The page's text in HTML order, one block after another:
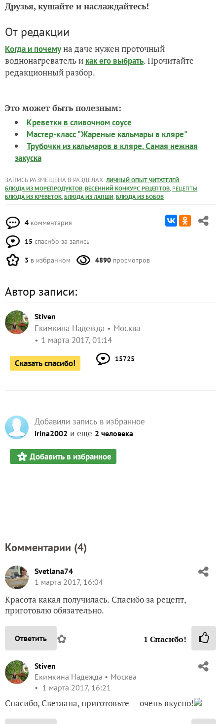
Друзья, кушайте и наслаждайтесь!
От редакции
Когда и почемуна даче нужен проточный
воднонагреватель и как его выбрать. Прочитайте
редакционный разбор.
Это может быть полезным:
Креветки в сливочном соусе
Мастер-класс "Жареные кальмары в кляре"
Трубочки из кальмаров в кляре. Самая нежная
закуска
ЗАПИСЬ РАЗМЕЩЕНА В РАЗДЕЛАХ: ЛИЧНЫЙ ОПЫТ ЧИТАТЕЛЕЙ,
БЛЮДА ИЗ МОРЕПРОДУКТОВ, ВЕСЕННИЙ КОНКУРС РЕЦЕПТОВ, РЕЦЕПТЫ,
БЛЮДА ИЗ КРЕВЕТОК, БЛЮДА ИЗ ЛАПШИ, БЛЮДА ИЗ БОБОВ
4 комментария
15 спасибо за запись
3 в избранном 4890 просмотров
Автор записи:
Stiven
Екимкина Надежда
Москва
1 марта 2017, 01:14
Сказать спасибо! 15725
Добавили запись в избранное
irina2002 и еще 2 человека
Добавить в избранное
Комментарии (4)
Svetlana74
1 марта 2017, 16:04
Красота какая получилась. Спасибо за рецепт,
приготовлю обязательно.
Ответить ✿ 1 Спасибо!
Stiven
Екимкина Надежда
Москва
1 марта 2017, 16:21
Спасибо, Светлана, приготовьте — очень вкусно!